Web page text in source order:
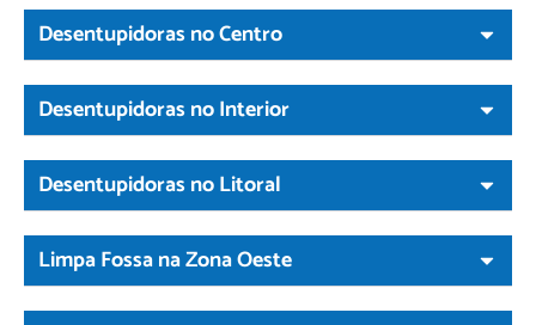
Desentupidoras no Centro
Desentupidoras no Interior
Desentupidoras no Litoral
Limpa Fossa na Zona Oeste